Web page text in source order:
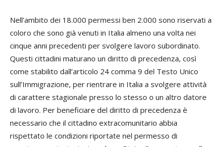
Nell’ambito dei 18.000 permessi ben 2.000 sono riservati a
coloro che sono già venuti in Italia almeno una volta nei
cinque anni precedenti per svolgere lavoro subordinato.
Questi cittadini maturano un diritto di precedenza, così
come stabilito dall’articolo 24 comma 9 del Testo Unico
sull’Immigrazione, per rientrare in Italia a svolgere attività
di carattere stagionale presso lo stesso o un altro datore
di lavoro. Per beneficiare del diritto di precedenza è
necessario che il cittadino extracomunitario abbia
rispettato le condizioni riportate nel permesso di